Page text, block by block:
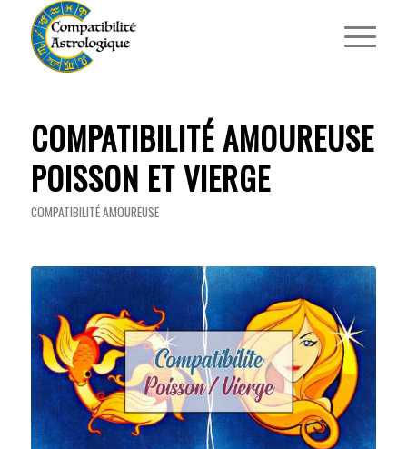
COMPATIBILITÉ AMOUREUSE
POISSON ET VIERGE
COMPATIBILITÉ AMOUREUSE